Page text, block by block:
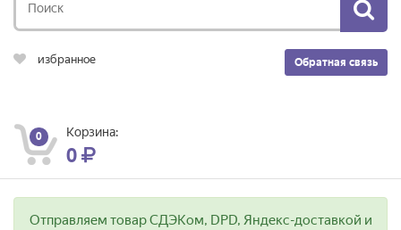
Обратная связь
избранное
0 Корзина:
0
Отправляем товар СДЭКом, DPD, Яндекс-доставкой и